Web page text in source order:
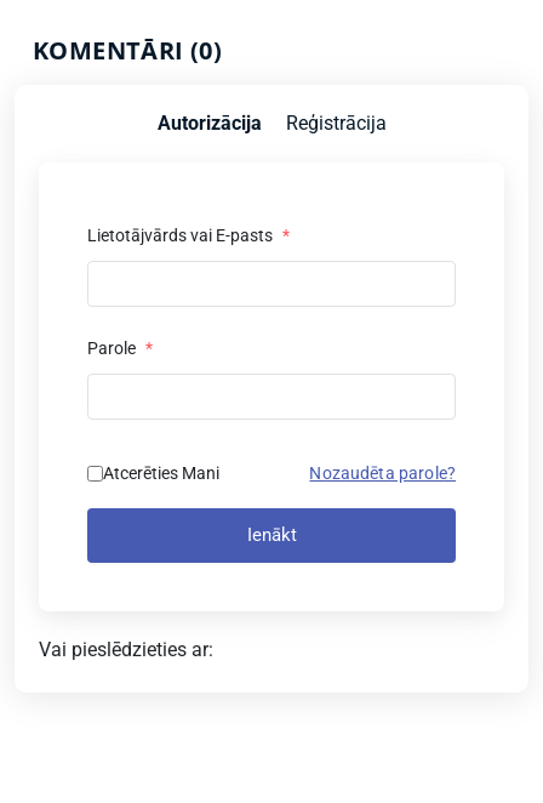
KOMENTĀRI (0)
Autorizācija Reģistrācija
Lietotājvārds vai E-pasts *
Parole *
Atcerēties Mani Nozaudēta parole?
Ienākt
Vai pieslēdzieties ar: